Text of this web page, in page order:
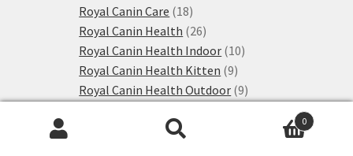
Royal Canin Care 1818
produktů
Royal Canin Health 2626
produktů
Royal Canin Health Indoor 1010
Royal Canin Health Kitten 99
produktů
Royal Canin Health Outdoor 99
produktů
55
0